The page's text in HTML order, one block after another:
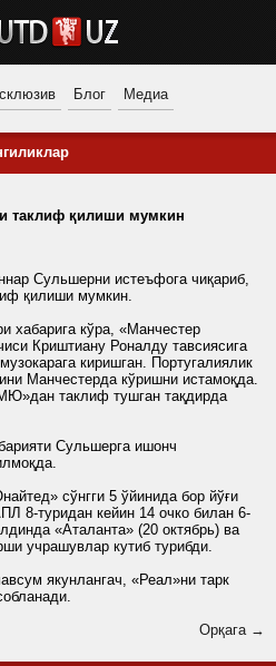
Блог Медиа
таклиф қилиши мумкин
Сульшерни истеъфога чиқариб,
қилиши мумкин.
хабарига кўра, «Манчестер
Криштиану Роналду тавсиясига
киришган. Португалиялик
Манчестерда кўришни истамоқда.
таклиф тушган тақдирда
Сульшерга ишонч
сўнгги 5 ўйинида бор йўғи
8-туридан кейин 14 очко билан 6-
«Аталанта» (20 октябрь) ва
учрашувлар кутиб турибди.
якунлангач, «Реал»ни тарк
Орқага →